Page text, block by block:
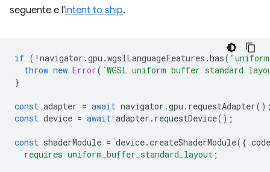
seguente e l'intent to ship.
if ( ! navigator .gpu .wgslLanguageFeatures .has(
throw new Error( `WGSL uniform buffer standard
}
const adapter = await navigator .gpu . requestAdapter
const device = await adapter . requestDevice();
const shaderModule = device.createShaderModule({ code
  requires uniform_buffer_standard_layout;